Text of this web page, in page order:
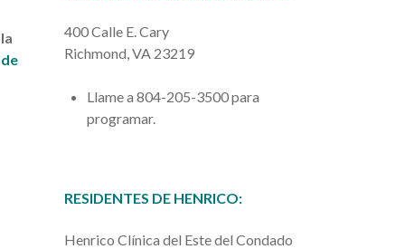
de
400 Calle E. Cary
Richmond, VA 23219
Llame a 804-205-3500 para
programar.
RESIDENTES DE HENRICO:
Henrico Clínica del Este del Condado